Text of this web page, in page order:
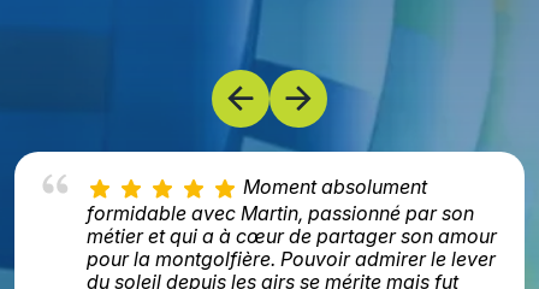
Moment absolument
formidable avec Martin, passionné par son
métier et qui a à cœur de partager son amour
pour la montgolfière. Pouvoir admirer le lever
du soleil depuis les airs se mérite mais fut